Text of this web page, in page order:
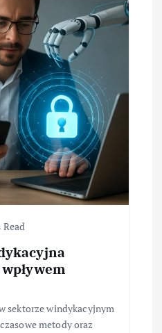
sektorze windykacyjnym
metody oraz